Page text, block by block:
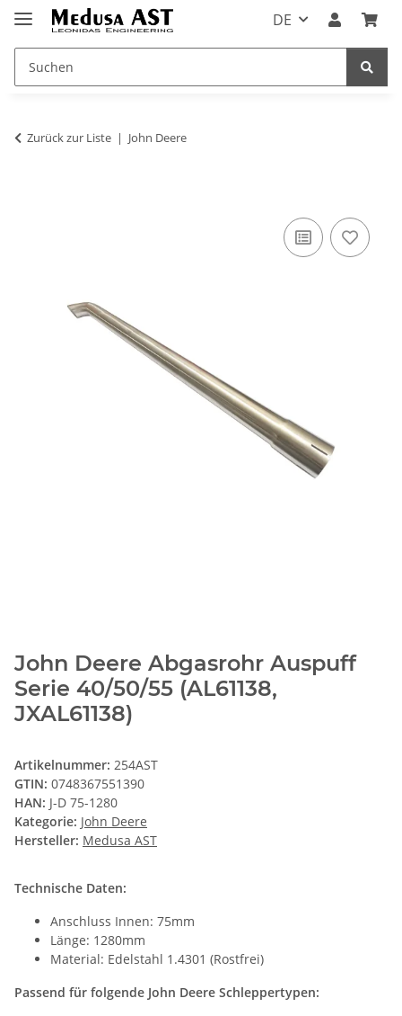
DE
Zurück zur Liste John Deere
John Deere Abgasrohr Auspuff
Serie 40/50/55 (AL61138,
JXAL61138)
Artikelnummer: 254AST
GTIN: 0748367551390
HAN: J-D 75-1280
Kategorie: John Deere
Hersteller: Medusa AST
Technische Daten:
Anschluss Innen: 75mm
Länge: 1280mm
Material: Edelstahl 1.4301 (Rostfrei)
Passend für folgende John Deere Schleppertypen: